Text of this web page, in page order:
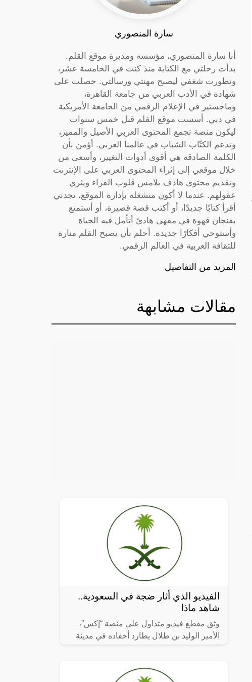
سارة المنصوري
أنا سارة المنصوري، مؤسسة ومديرة موقع القلم.
بدأت رحلتي مع الكتابة منذ كنت في الخامسة عشر،
وتطورت شغفي ليصبح مهنتي ورسالتي. حصلت على
شهادة في الأدب العربي من جامعة القاهرة،
وماجستير في الإعلام الرقمي من الجامعة الأمريكية
في دبي. أسست موقع القلم قبل خمس سنوات
ليكون منصة تجمع المحتوى العربي الأصيل والمميز،
وتدعم الكتّاب الشباب في عالمنا العربي. أؤمن بأن
الكلمة الصادقة هي أقوى أدوات التغيير، وأسعى من
خلال موقعي إلى إثراء المحتوى العربي على الإنترنت
وتقديم محتوى هادف يلامس قلوب القراء ويثري
عقولهم. عندما لا أكون منشغلة بإدارة الموقع، تجدني
أقرأ كتابًا جديدًا، أو أكتب قصة قصيرة، أو أستمتع
بفنجان قهوة في مقهى هادئ أتأمل فيه الحياة
وأستوحي أفكارًا جديدة. أحلم بأن يصبح القلم منارة
للثقافة العربية في العالم الرقمي.
المزيد من التفاصيل
مقالات مشابهة
الفيديو الذي أثار ضجة في السعودية..
شاهد ماذا
وثق مقطع فيديو متداول على منصة “إكس”،
الأمير الوليد بن طلال يطارد أحفاده في مدينة